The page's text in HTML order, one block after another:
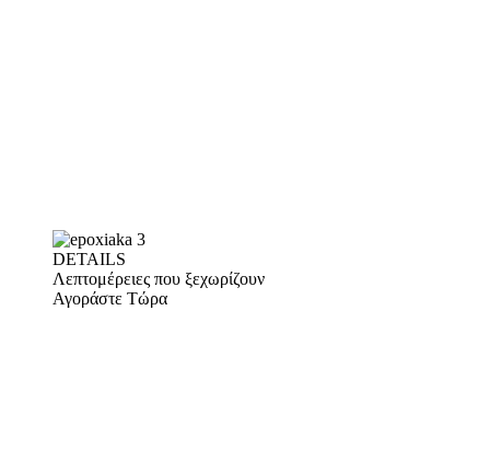
DETAILS
Λεπτομέρειες που ξεχωρίζουν
Αγοράστε Τώρα